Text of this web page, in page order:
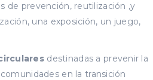
de prevención, reutilización ,y
una exposición, un juego,
destinadas a prevenir la
en la transición